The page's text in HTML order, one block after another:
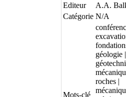
Editeur
A.A.
Catégorie N/A
Mots-clé
géologie |
roches |